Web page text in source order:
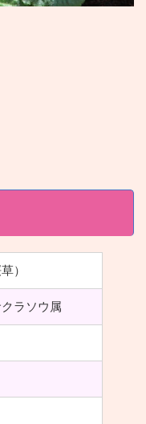
）
ラソウ属